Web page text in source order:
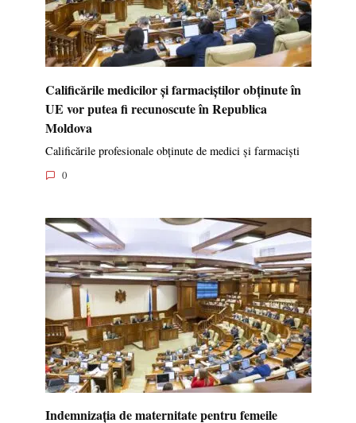
Calificările medicilor și farmaciștilor obținute în
UE vor putea fi recunoscute în Republica
Moldova
Calificările profesionale obținute de medici și farmaciști
0
Indemnizația de maternitate pentru femeile